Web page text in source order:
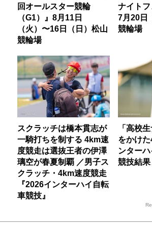
回オールスター競輪
（G1）』8月11日
（火）〜16日（日）松山
競輪場
ナイトフ
7月20日
競輪場
スクラッチは橋本貫志が
一騎打ちを制する 4km速
度競走は選抜王者の伊澤
璃空が春夏制覇 ／男子ス
クラッチ・4km速度競走
『2026インターハイ自転
車競技』
「高校
をかけ
ンターハ
競技結